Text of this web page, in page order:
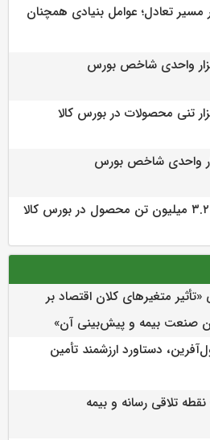
مسیر تعادل؛ عوامل بنیادی همچنان
«تأثیر متغیرهای كلان اقتصاد بر
صنعت بیمه و پیش‌بینی آن»
دستاورد ارزشمند تأمین
نقطه تلاقی رسانه و بیمه